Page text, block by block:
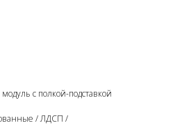
с полкой-подставкой
/ ЛДСП /